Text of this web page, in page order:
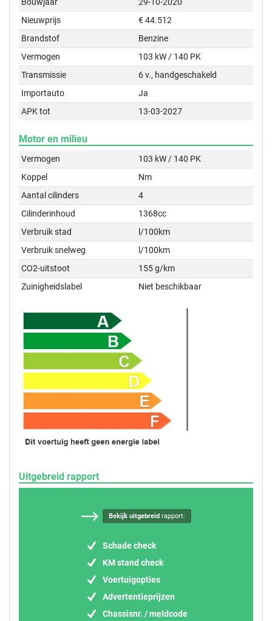
Nieuwprijs
€ 44.512
Brandstof
Benzine
Vermogen
103 kW / 140 PK
Transmissie
6 v., handgeschakeld
Importauto
Ja
APK tot
13-03-2027
Motor en milieu
Vermogen
103 kW / 140 PK
Koppel
Nm
Aantal cilinders
4
Cilinderinhoud
1368cc
Verbruik stad
l/100km
Verbruik snelweg
l/100km
CO2-uitstoot
155 g/km
Zuinigheidslabel
Niet beschikbaar
Uitgebreid rapport
Bekijk uitgebreidrapport:
Schade check
KM stand check
Voertuigopties
Advertentieprijzen
Chassisnr. / meldcode